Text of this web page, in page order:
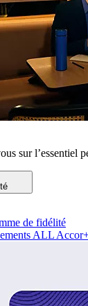
sur l’essentiel
de fidélité
ALL